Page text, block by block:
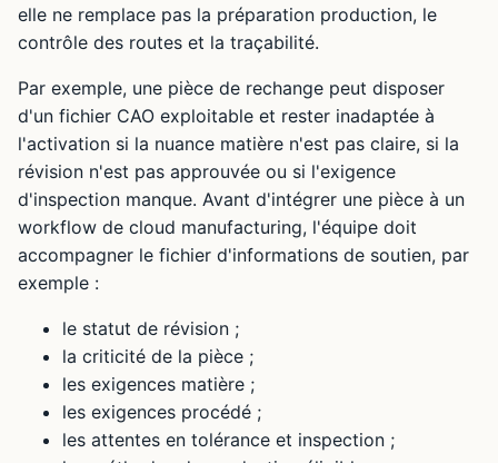
elle ne remplace pas la préparation production, le
contrôle des routes et la traçabilité.
Par exemple, une pièce de rechange peut disposer
d'un fichier CAO exploitable et rester inadaptée à
l'activation si la nuance matière n'est pas claire, si la
révision n'est pas approuvée ou si l'exigence
d'inspection manque. Avant d'intégrer une pièce à un
workflow de cloud manufacturing, l'équipe doit
accompagner le fichier d'informations de soutien, par
exemple :
le statut de révision ;
la criticité de la pièce ;
les exigences matière ;
les exigences procédé ;
les attentes en tolérance et inspection ;